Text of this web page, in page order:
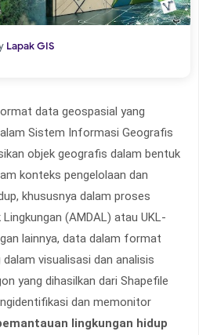
Lapak GIS
data geospasial yang
Sistem Informasi Geografis
objek geografis dalam bentuk
konteks pengelolaan dan
khususnya dalam proses
(AMDAL) atau UKL-
lainnya, data dalam format
visualisasi dan analisis
yang dihasilkan dari Shapefile
dan memonitor
lingkungan hidup